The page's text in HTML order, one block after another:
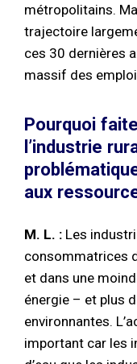
métropolitains.
trajectoire
ces 30 dernières
massif des
Pourquoi
l’industrie
aux
M. L. : Les
consommatrices
et dans une
énergie – et plus
environnantes.
important car les